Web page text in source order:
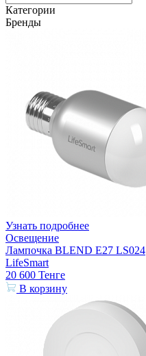
Категории
Бренды
Узнать подробнее
Освещение
Лампочка BLEND E27 LS024
LifeSmart
20 600 Тенге
В корзину